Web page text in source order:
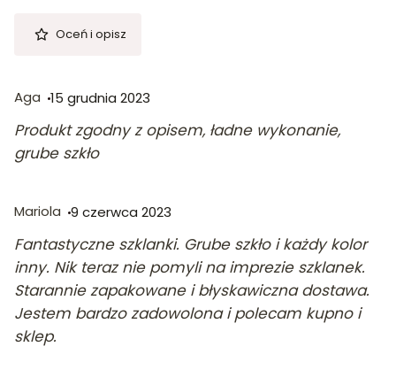
Oceń i opisz
Aga 15 grudnia 2023
Produkt zgodny z opisem, ładne wykonanie,
grube szkło
Mariola 9 czerwca 2023
Fantastyczne szklanki. Grube szkło i każdy kolor
inny. Nik teraz nie pomyli na imprezie szklanek.
Starannie zapakowane i błyskawiczna dostawa.
Jestem bardzo zadowolona i polecam kupno i
sklep.